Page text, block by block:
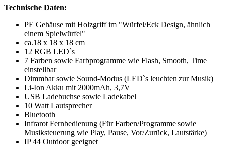
Technische Daten:
PE Gehäuse mit Holzgriff im "Würfel/Eck Design, ähnlich
einem Spielwürfel"
ca.18 x 18 x 18 cm
12 RGB LED`s
7 Farben sowie Farbprogramme wie Flash, Smooth, Time
einstellbar
Dimmbar sowie Sound-Modus (LED`s leuchten zur Musik)
Li-Ion Akku mit 2000mAh, 3,7V
USB Ladebuchse sowie Ladekabel
10 Watt Lautsprecher
Bluetooth
Infrarot Fernbedienung (Für Farben/Programme sowie
Musiksteuerung wie Play, Pause, Vor/Zurück, Lautstärke)
IP 44 Outdoor geeignet